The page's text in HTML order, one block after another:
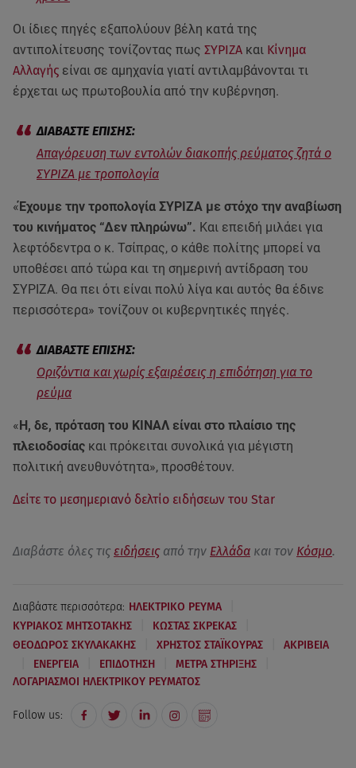
Οι ίδιες πηγές εξαπολύουν βέλη κατά της
αντιπολίτευσης τονίζοντας πως ΣΥΡΙΖΑ και Κίνημα
Αλλαγής είναι σε αμηχανία γιατί αντιλαμβάνονται τι
έρχεται ως πρωτοβουλία από την κυβέρνηση.
Απαγόρευση των εντολών διακοπής ρεύματος ζητά ο
ΣΥΡΙΖΑ με τροπολογία
«Έχουμε την τροπολογία ΣΥΡΙΖΑ με στόχο την αναβίωση
του κινήματος “Δεν πληρώνω”. Και επειδή μιλάει για
λεφτόδεντρα ο κ. Τσίπρας, ο κάθε πολίτης μπορεί να
υποθέσει από τώρα και τη σημερινή αντίδραση του
ΣΥΡΙΖΑ. Θα πει ότι είναι πολύ λίγα και αυτός θα έδινε
περισσότερα» τονίζουν οι κυβερνητικές πηγές.
Οριζόντια και χωρίς εξαιρέσεις η επιδότηση για το
ρεύμα
«Η, δε, πρόταση του ΚΙΝΑΛ είναι στο πλαίσιο της
πλειοδοσίας και πρόκειται συνολικά για μέγιστη
πολιτική ανευθυνότητα», προσθέτουν.
Δείτε το μεσημεριανό δελτίο ειδήσεων του Star
Διαβάστε όλες τις ειδήσεις από την Ελλάδα και τον Κόσμο.
Διαβάστε περισσότερα: ΗΛΕΚΤΡΙΚΟ ΡΕΥΜΑ
ΚΥΡΙΑΚΟΣ ΜΗΤΣΟΤΑΚΗΣ ΚΩΣΤΑΣ ΣΚΡΕΚΑΣ
ΘΕΟΔΩΡΟΣ ΣΚΥΛΑΚΑΚΗΣ ΧΡΗΣΤΟΣ ΣΤΑΪΚΟΥΡΑΣ ΑΚΡΙΒΕΙΑ
ΕΝΕΡΓΕΙΑ ΕΠΙΔΟΤΗΣΗ ΜΕΤΡΑ ΣΤΗΡΙΞΗΣ
ΛΟΓΑΡΙΑΣΜΟΙ ΗΛΕΚΤΡΙΚΟΥ ΡΕΥΜΑΤΟΣ
Follow us: